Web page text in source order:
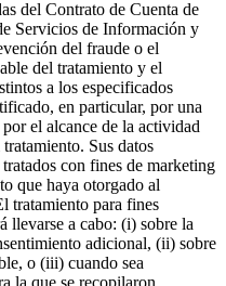
del Contrato de Cuenta de
Servicios de Información y
del fraude o el
del tratamiento y el
a los especificados
en particular, por una
el alcance de la actividad
Sus datos
con fines de marketing
que haya otorgado al
tratamiento para fines
llevarse a cabo: (i) sobre la
adicional, (ii) sobre
o (iii) cuando sea
la que se recopilaron